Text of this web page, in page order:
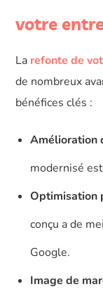
votre
La refonte de
de nombreux
bénéfices clés :
Amélioration
modernisé
Optimisation
conçu a de
Google.
Image de